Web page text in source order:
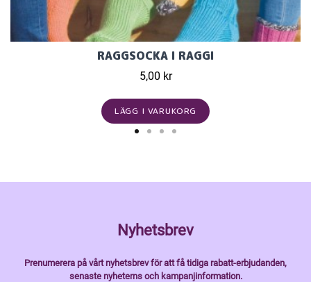
RAGGSOCKA I RAGGI
5,00 kr
LÄGG I VARUKORG
Nyhetsbrev
Prenumerera på vårt nyhetsbrev för att få tidiga rabatt-erbjudanden,
senaste nyheterns och kampanjinformation.